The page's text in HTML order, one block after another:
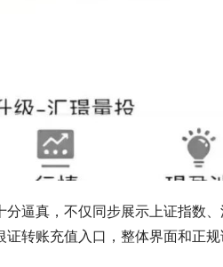
分逼真，不仅同步展示上证指数
转账充值入口，整体界面和正